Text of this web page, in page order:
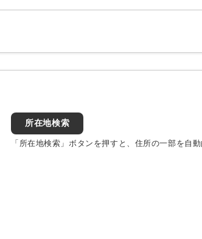
所在地検索
「所在地検索」ボタンを押すと、住所の一部を自動